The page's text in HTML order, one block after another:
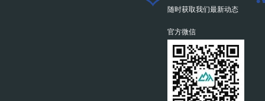
随时获取我们最新动态
官方微信